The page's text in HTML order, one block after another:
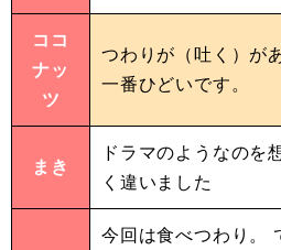
ココ
ナッ
ツ
つわりが（吐く）が
一番ひどいです。
まき
ドラマのようなのを
く違いました
今回は食べつわり。